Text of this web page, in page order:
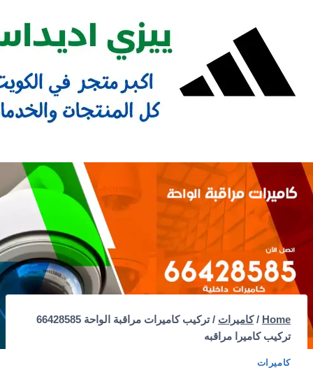
content
Home
/ كاميرات /
تركيب كاميرات مراقبة الواحة 66428585
تركيب كاميرا مراقبه
كاميرات